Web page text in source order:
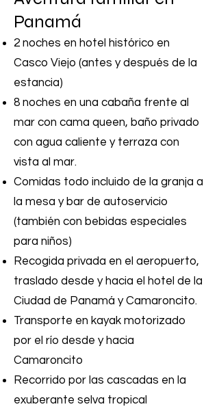
Panamá
2 noches en hotel histórico en
Casco Viejo (antes y después de la
estancia)
8 noches en una cabaña frente al
mar con cama queen, baño privado
con agua caliente y terraza con
vista al mar.
Comidas todo incluido de la granja a
la mesa y bar de autoservicio
(también con bebidas especiales
para niños)
Recogida privada en el aeropuerto,
traslado desde y hacia el hotel de la
Ciudad de Panamá y Camaroncito.
Transporte en kayak motorizado
por el río desde y hacia
Camaroncito
Recorrido por las cascadas en la
exuberante selva tropical